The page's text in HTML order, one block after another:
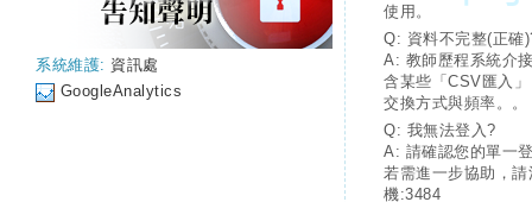
系統維護: 資訊處
GoogleAnalytics
使用。
Q: 資料不完整(正確
A: 教師歷程系統介
含某些「CSV匯入
交換方式與頻率。。
Q: 我無法登入?
A: 請確認您的單一
若需進一步協助，
機:3484